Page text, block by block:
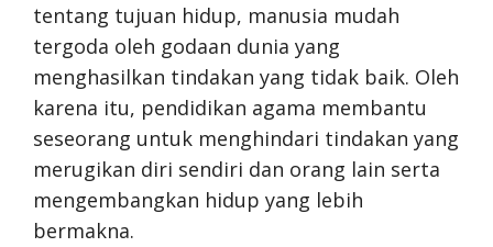
tentang tujuan hidup, manusia mudah
tergoda oleh godaan dunia yang
menghasilkan tindakan yang tidak baik. Oleh
karena itu, pendidikan agama membantu
seseorang untuk menghindari tindakan yang
merugikan diri sendiri dan orang lain serta
mengembangkan hidup yang lebih
bermakna.